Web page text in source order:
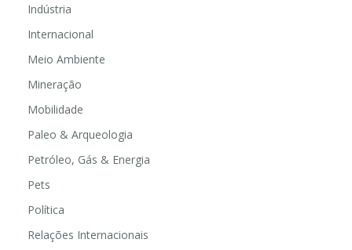
Indústria
Internacional
Meio Ambiente
Mineração
Mobilidade
Paleo & Arqueologia
Petróleo, Gás & Energia
Pets
Política
Relações Internacionais